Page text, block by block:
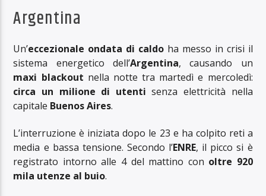
Argentina
Un’eccezionale ondata di caldo ha messo in crisi il
sistema energetico dell’Argentina, causando un
maxi blackout nella notte tra martedì e mercoledì:
circa un milione di utenti senza elettricità nella
capitale Buenos Aires.
L’interruzione è iniziata dopo le 23 e ha colpito reti a
media e bassa tensione. Secondo l’ENRE, il picco si è
registrato intorno alle 4 del mattino con oltre 920
mila utenze al buio.